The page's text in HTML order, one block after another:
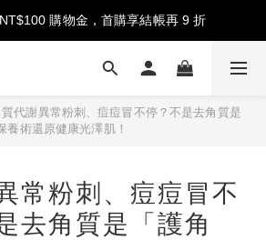
購物金，首購享結帳再 9 折
購物金，首購享結帳再 9 折
指定香氛系列 7 折
代謝異常粉刺、痘痘冒不停？不是去角質是
養術還原健康光澤肌！
常粉刺、痘痘冒不
去角質是「護角